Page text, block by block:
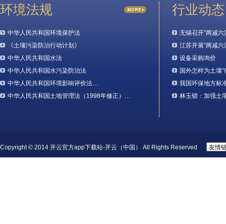
环境法规
中华人民共和国环境保护法
《土壤污染防治行动计划》
中华人民共和国水法
中华人民共和国水污染防治法
中华人民共和国环境影响评价法…
中华人民共和国土地管理法（1998年修正）…
行业动态
无锡召开“两减
江苏开展“两减
设备采购询价
国外怎样为土壤“
我国环保地方标
林玉锁：加强土
Copyright © 2014 开云官方app下载站-开云（中国） All Rights Reserved